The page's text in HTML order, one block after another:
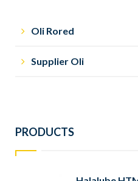
Oli Rored
Supplier Oli
PRODUCTS